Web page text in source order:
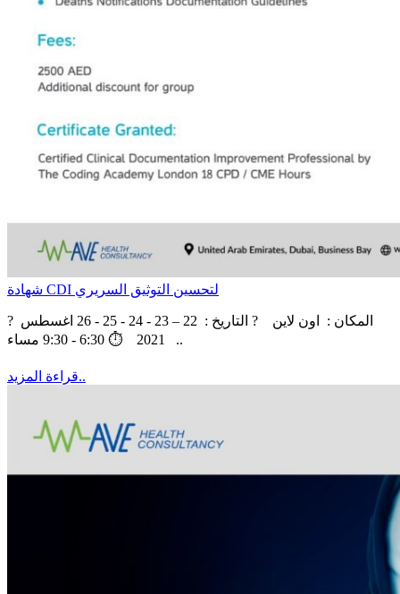
شهادة CDI لتحسين التوثيق السريري
? ‏‎المكان : اون لاين ? التاريخ : 22 – 23 - 24 - 25 - 26 اغسطس
2021 ‏⏱ 6:30 - 9:30 مساء ..
قراءة المزيد..